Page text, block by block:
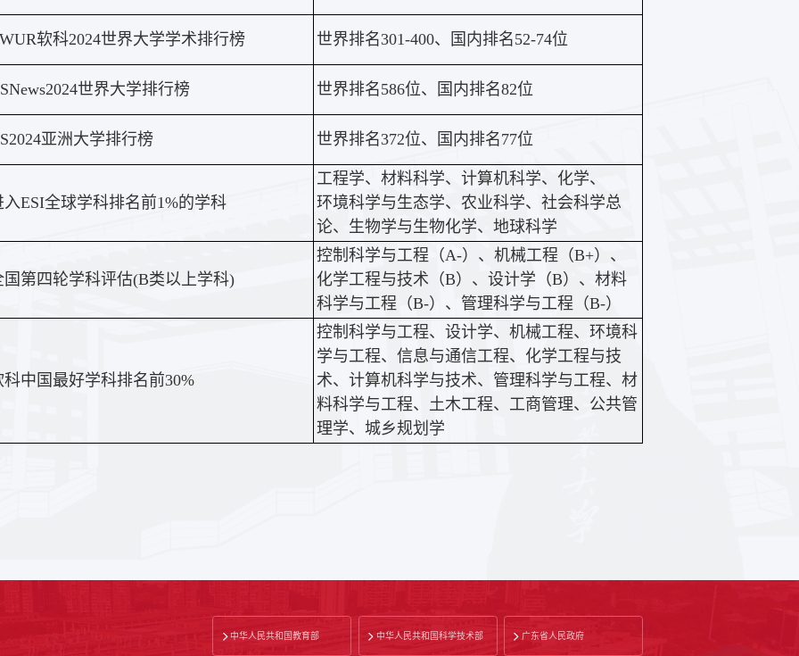
软科2024世界大学学术排行榜 世界排名301-400、国内排名52-74位
世界大学排行榜 世界排名586位、国内排名82位
亚洲大学排行榜 世界排名372位、国内排名77位
入ESI全球学科排名前1%的学科
工程学、材料科学、计算机科学、化学、
环境科学与生态学、农业科学、社会科学总
论、生物学与生物化学、地球科学
国第四轮学科评估(B类以上学科)
控制科学与工程（A-）、机械工程（B+）、
化学工程与技术（B）、设计学（B）、材料
科学与工程（B-）、管理科学与工程（B-）
科中国最好学科排名前30%
控制科学与工程、设计学、机械工程、环境科
学与工程、信息与通信工程、化学工程与技
术、计算机科学与技术、管理科学与工程、材
料科学与工程、土木工程、工商管理、公共管
理学、城乡规划学
中华人民共和国教育部 中华人民共和国科学技术部 广东省人民政府